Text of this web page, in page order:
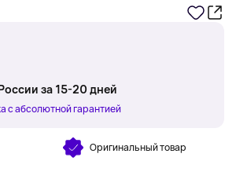
за 15-20 дней
с абсолютной гарантией
Оригинальный товар